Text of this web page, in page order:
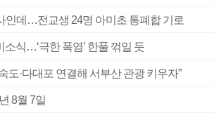
인데…전교생 24명 아미초 통폐합 기로
소식…‘극한 폭염’ 한풀 꺾일 듯
도·다대포 연결해 서부산 관광 키우자”
8월 7일